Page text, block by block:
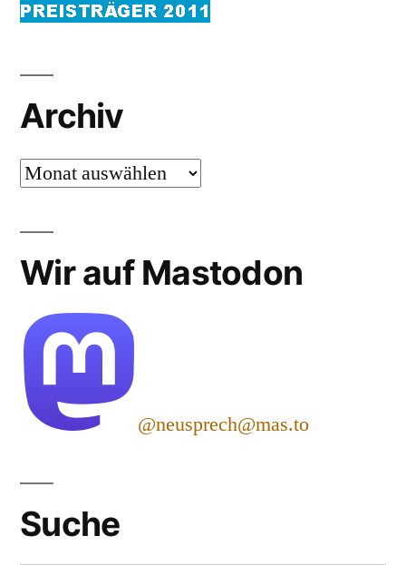
Archiv
Archiv
Wir auf Mastodon
@neusprech@mas.to
Suche